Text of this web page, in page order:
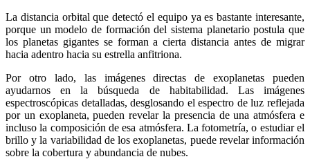
La distancia orbital que detectó el equipo ya es bastante interesante,
porque un modelo de formación del sistema planetario postula que
los planetas gigantes se forman a cierta distancia antes de migrar
hacia adentro hacia su estrella anfitriona.
Por otro lado, las imágenes directas de exoplanetas pueden
ayudarnos en la búsqueda de habitabilidad. Las imágenes
espectroscópicas detalladas, desglosando el espectro de luz reflejada
por un exoplaneta, pueden revelar la presencia de una atmósfera e
incluso la composición de esa atmósfera. La fotometría, o estudiar el
brillo y la variabilidad de los exoplanetas, puede revelar información
sobre la cobertura y abundancia de nubes.